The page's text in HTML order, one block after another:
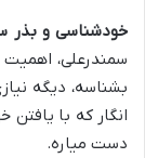
خودشناسی و بذر
سمندرعلی،
بشناسه، دیگه
انگار که با
دست میاره.